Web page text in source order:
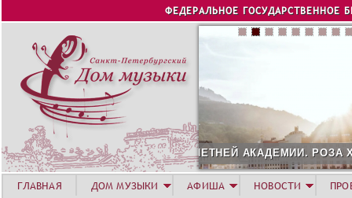
Jump to navigation
ФЕДЕРАЛЬНОЕ ГОСУДАРСТВЕННОЕ
СОЛИСТ АВГУСТА 2026 -
ГЛАВНАЯ ДОМ МУЗЫКИ АФИША НОВОСТИ